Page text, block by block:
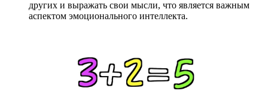
других и выражать свои мысли, что является важным
аспектом эмоционального интеллекта.